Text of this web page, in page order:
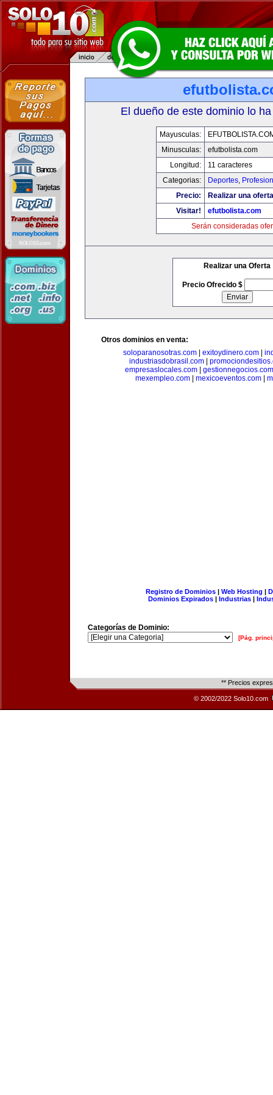
El dueño de este dominio lo
Mayusculas:
Minusculas:
efutbolista.com
Longitud:
11 caracteres
Categorias:
Deportes,
Precio:
Realizar una
Visitar!
efutbolista.com
Serán consideradas
Realizar una Oferta
Precio Ofrecido $
Otros dominios en venta:
soloparanosotras.com
exitoydinero.com
industriasdobrasil.com|
empresaslocales.com| gestionnegocios.com
mexempleo.com| mexicoeventos.com|
Registro de Dominios| Web Hosting |
Dominios Expirados | Industrias |
Categorías de Dominio:
[Pág.
** Precios
© 2002/2022 Solo10.com